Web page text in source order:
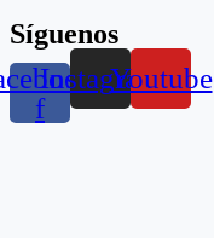
Síguenos
f
InstagramYoutube